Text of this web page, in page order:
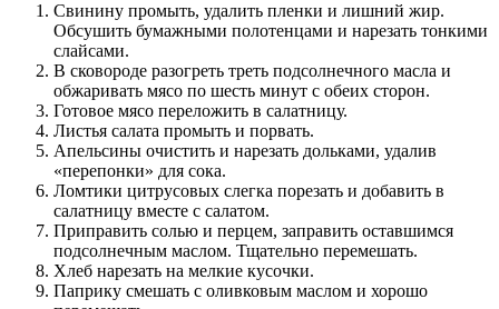
Свинину промыть, удалить пленки и лишний жир.
Обсушить бумажными полотенцами и нарезать тонкими
слайсами.
В сковороде разогреть треть подсолнечного масла и
обжаривать мясо по шесть минут с обеих сторон.
Готовое мясо переложить в салатницу.
Листья салата промыть и порвать.
Апельсины очистить и нарезать дольками, удалив
«перепонки» для сока.
Ломтики цитрусовых слегка порезать и добавить в
салатницу вместе с салатом.
Приправить солью и перцем, заправить оставшимся
подсолнечным маслом. Тщательно перемешать.
Хлеб нарезать на мелкие кусочки.
Паприку смешать с оливковым маслом и хорошо